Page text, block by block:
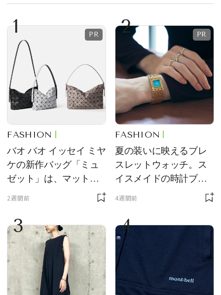
1
FASHION
バオ バオ イッセイ ミヤ
ケの新作バッグ「ミュ
ゼット」は、マットな
2週間前
2
FASHION
夏の装いに映えるブレ
スレットウォッチ。ス
イスメイドの時計ブラ
ンド【フレデリック・
をレビュー。【それい
け！ 良品ハンター】
4週間前
3 4